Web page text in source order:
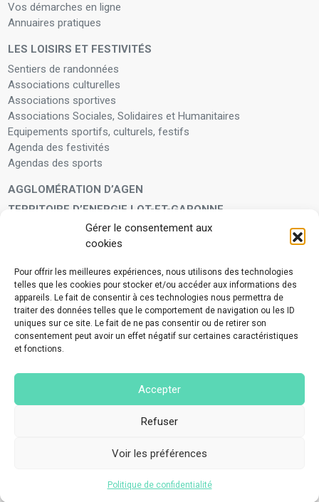
Gérer le consentement aux
cookies
Pour offrir les meilleures expériences, nous utilisons des technologies
telles que les cookies pour stocker et/ou accéder aux informations des
appareils. Le fait de consentir à ces technologies nous permettra de
traiter des données telles que le comportement de navigation ou les ID
uniques sur ce site. Le fait de ne pas consentir ou de retirer son
consentement peut avoir un effet négatif sur certaines caractéristiques
et fonctions.
Accepter
Refuser
Voir les préférences
Politique de confidentialité
Vos démarches en ligne
Annuaires pratiques
LES LOISIRS ET FESTIVITÉS
Sentiers de randonnées
Associations culturelles
Associations sportives
Associations Sociales, Solidaires et Humanitaires
Equipements sportifs, culturels, festifs
Agenda des festivités
Agendas des sports
AGGLOMÉRATION D’AGEN
TERRITOIRE D’ENERGIE LOT-ET-GARONNE
Enfants et adolescents
VIVRE À VOS CÔTÉS
Service municipal d’aide administrative
Aide à la personne en difficulté
Télé-alerte
Collecte des déchets ménagers et encombrants
Application Mes déchets-Agglo Agen
Politique de confidentialité Mentions légales